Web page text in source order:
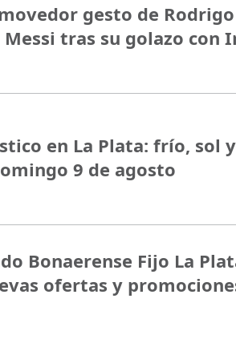
gesto de
Messi tras su golazo con
en La Plata: frío, sol
9 de agosto
Bonaerense Fijo La
ofertas y